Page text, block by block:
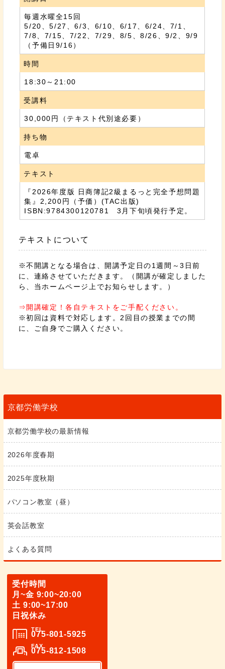
毎週水曜全15回
5/20、5/27、6/3、6/10、6/17、6/24、7/1、
7/8、7/15、7/22、7/29、8/5、8/26、9/2、9/9
（予備日9/16）
時間
18:30～21:00
受講料
30,000円（テキスト代別途必要）
持ち物
電卓
テキスト
『2026年度版 日商簿記2級まるっと完全予想問題
集』2,200円（予価）(TAC出版)
ISBN:9784300120781 3月下旬頃発行予定。
テキストについて
※不開講となる場合は、開講予定日の1週間～3日前
に、連絡させていただきます。（開講が確定しました
ら、当ホームページ上でお知らせします。）
⇒開講確定！各自テキストをご手配ください。
※初回は資料で対応します。2回目の授業までの間
に、ご自身でご購入ください。
京都労働学校
京都労働学校の最新情報
2026年度春期
2025年度秋期
パソコン教室（昼）
英会話教室
よくある質問
受付時間
月~金 9:00~20:00
土 9:00~17:00
日祝休み
TEL
075-801-5925
FAX
075-812-1508